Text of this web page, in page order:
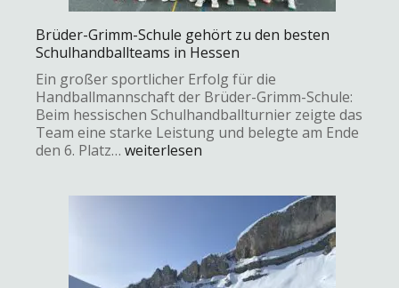
Brüder-Grimm-Schule gehört zu den besten
Schulhandballteams in Hessen
Ein großer sportlicher Erfolg für die
Handballmannschaft der Brüder-Grimm-Schule:
Beim hessischen Schulhandballturnier zeigte das
Team eine starke Leistung und belegte am Ende
den 6. Platz… weiterlesen